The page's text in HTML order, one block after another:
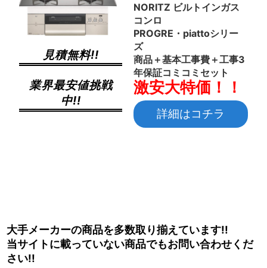
見積無料!!
業界最安値挑戦
中!!
NORITZ ビルトインガス
コンロ
PROGRE・piattoシリー
ズ
商品＋基本工事費＋工事3
年保証コミコミセット
激安大特価！！
詳細はコチラ
大手メーカーの商品を多数取り揃えています!!
当サイトに載っていない商品でもお問い合わせくだ
さい!!